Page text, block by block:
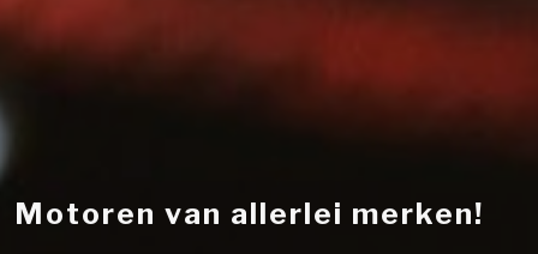
Motoren van allerlei merken!